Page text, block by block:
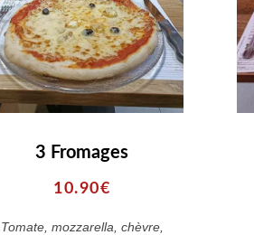
3 Fromages
10.90€
Tomate, mozzarella, chèvre,